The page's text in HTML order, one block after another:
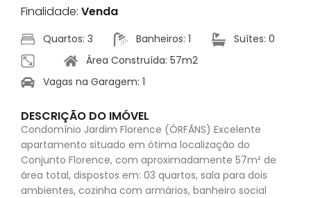
Finalidade: Venda
Quartos: 3 Banheiros: 1
Suítes: 0
Área Construída: 57m2
Vagas na Garagem: 1
DESCRIÇÃO DO IMÓVEL
Condomínio Jardim Florence (ÓRFÃNS) Excelente
apartamento situado em ótima localização do
Conjunto Florence, com aproximadamente 57m² de
área total, dispostos em: 03 quartos, sala para dois
ambientes, cozinha com armários, banheiro social